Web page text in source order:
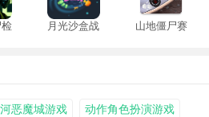
月光沙盒战
山地僵尸赛
恶魔城游戏 动作角色扮演游戏